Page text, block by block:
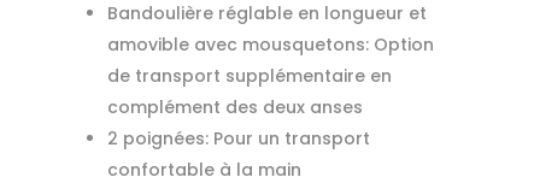
Bandoulière réglable en longueur et
amovible avec mousquetons: Option
de transport supplémentaire en
complément des deux anses
2 poignées: Pour un transport
confortable à la main